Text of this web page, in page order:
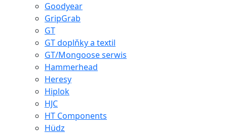
Goodyear
GripGrab
GT
GT doplňky a textil
GT/Mongoose serwis
Hammerhead
Heresy
Hiplok
HJC
HT Components
Hüdz